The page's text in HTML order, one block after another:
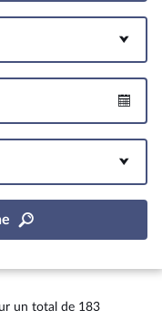
un total de 183